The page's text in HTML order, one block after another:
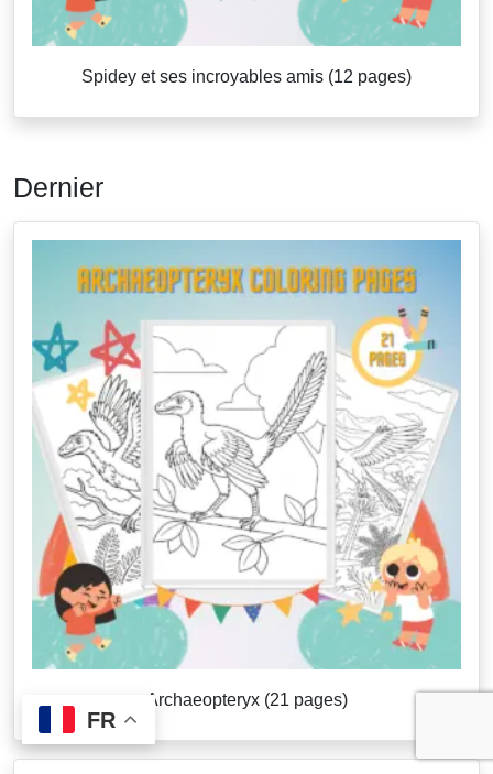
Spidey et ses incroyables amis (12 pages)
Dernier
Archaeopteryx (21 pages)
FR